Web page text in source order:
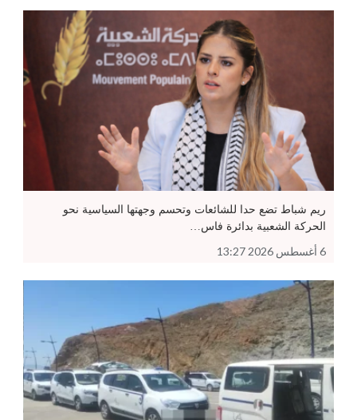
ريم شباط تضع حدا للشائعات وتحسم وجهتها السياسية نحو
الحركة الشعبية بدائرة فاس…
6 أغسطس 2026 13:27